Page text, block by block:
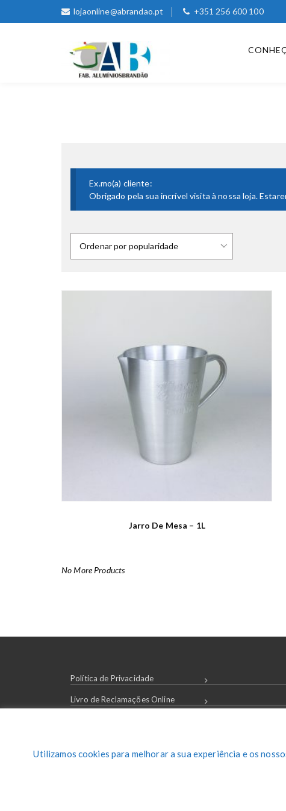
lojaonline@abrandao.pt +351 256 600 100
Ex.mo(a) cliente:
Obrigado pela sua incrível visita à nossa loja.
Jarro De Mesa – 1L
No More Products
Política de Privacidade
Livro de Reclamações Online
Utilizamos cookies para melhorar a sua experiência e os